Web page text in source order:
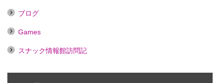
ブログ
Games
スナック情報館訪問記